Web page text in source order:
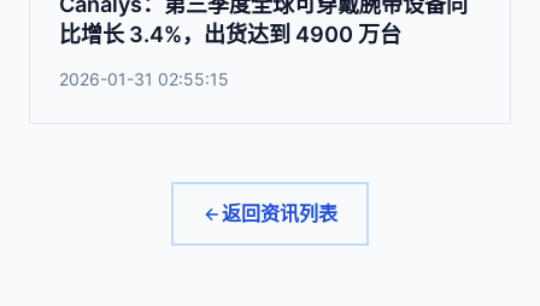
比增长 3.4%，出货达到 4900 万台
2026-01-31 02:55:15
返回资讯列表